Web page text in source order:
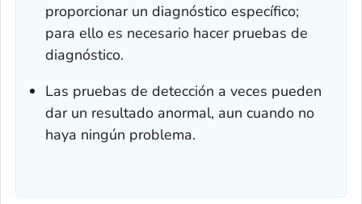
proporcionar un diagnóstico específico;
para ello es necesario hacer pruebas de
diagnóstico.
Las pruebas de detección a veces pueden
dar un resultado anormal, aun cuando no
haya ningún problema.